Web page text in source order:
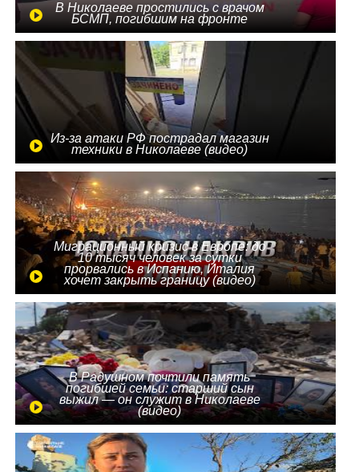
В Николаеве простились с врачом
БСМП, погибшим на фронте
Из-за атаки РФ пострадал магазин
техники в Николаеве (видео)
Миграционный кризис в Европе: до
10 тысяч человек за сутки
прорвались в Испанию, Италия
хочет закрыть границу (видео)
В Радушном почтили память
погибшей семьи: старший сын
выжил — он служит в Николаеве
(видео)